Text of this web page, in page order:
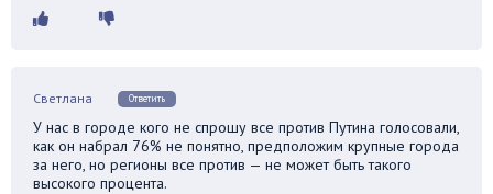
Светлана Ответить
У нас в городе кого не спрошу все против Путина голосовали,
как он набрал 76% не понятно, предположим крупные города
за него, но регионы все против — не может быть такого
высокого процента.